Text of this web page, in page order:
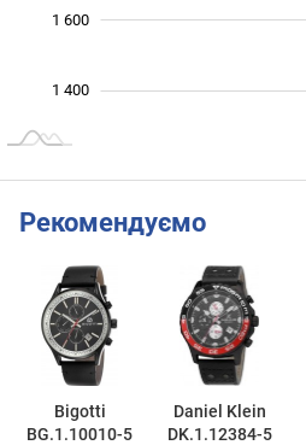
1 400
1 600
Рекомендуємо
Bigotti
BG.1.10010-5
Daniel Klein
DK.1.12384-5